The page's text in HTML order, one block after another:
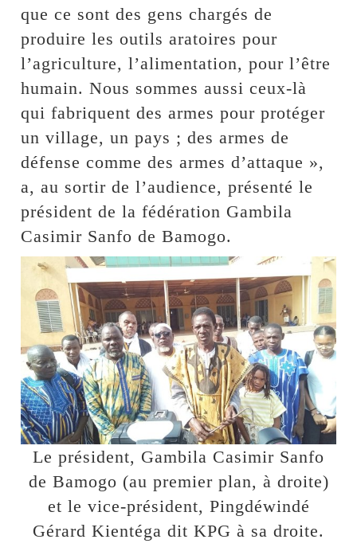
que ce sont des gens chargés de
produire les outils aratoires pour
l’agriculture, l’alimentation, pour l’être
humain. Nous sommes aussi ceux-là
qui fabriquent des armes pour protéger
un village, un pays ; des armes de
défense comme des armes d’attaque »,
a, au sortir de l’audience, présenté le
président de la fédération Gambila
Casimir Sanfo de Bamogo.
Le président, Gambila Casimir Sanfo
de Bamogo (au premier plan, à droite)
et le vice-président, Pingdéwindé
Gérard Kientéga dit KPG à sa droite.